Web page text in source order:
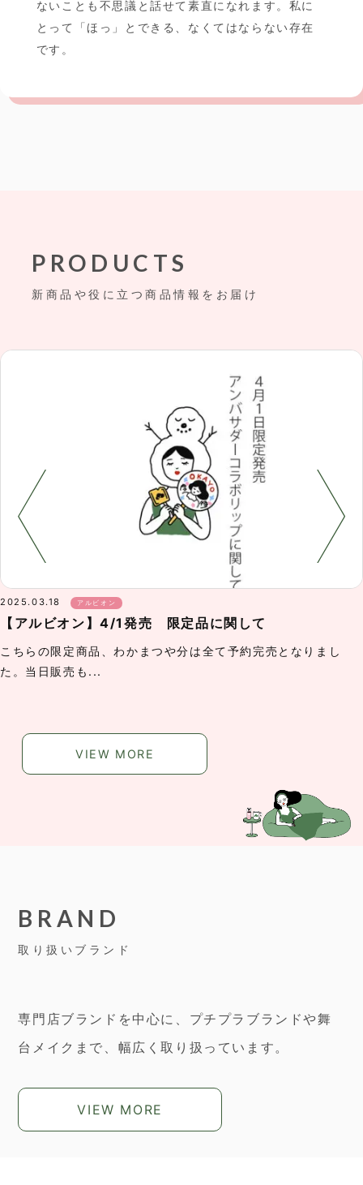
ないことも不思議と話せて素直になれます。私に
とって「ほっ」とできる、なくてはならない存在
です。
PRODUCTS
新商品や役に立つ商品情報をお届け
2025.03.18 アルビオン
【アルビオン】4/1発売 限定品に関して
こちらの限定商品、わかまつや分は全て予約完売となりまし
た。当日販売も...
VIEW MORE
BRAND
取り扱いブランド
専門店ブランドを中心に、プチプラブランドや舞
台メイクまで、幅広く取り扱っています。
VIEW MORE